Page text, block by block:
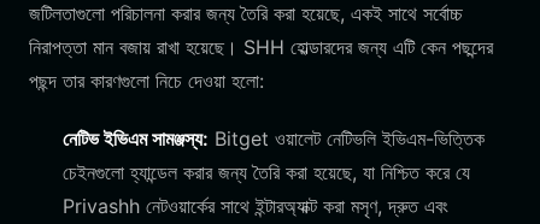
জটিলতাগুলো পরিচালনা করার জন্য তৈরি করা হয়েছে, একই সাথে সর্বোচ্চ
নিরাপত্তা মান বজায় রাখা হয়েছে। SHH হোল্ডারদের জন্য এটি কেন পছন্দের
পছন্দ তার কারণগুলো নিচে দেওয়া হলো:
নেটিভ ইভিএম সামঞ্জস্য: Bitget ওয়ালেট নেটিভলি ইভিএম-ভিত্তিক
চেইনগুলো হ্যান্ডেল করার জন্য তৈরি করা হয়েছে, যা নিশ্চিত করে যে
Privashh নেটওয়ার্কের সাথে ইন্টারঅ্যাক্ট করা মসৃণ, দ্রুত এবং